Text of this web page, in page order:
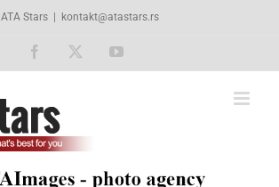
ATA Stars kontakt@atastars.rs
Facebook YouTube